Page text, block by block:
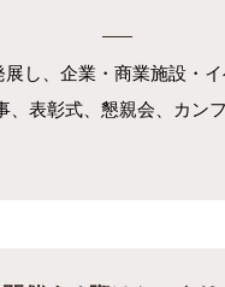
し、企業・商業施設・
、表彰式、懇親会、カン